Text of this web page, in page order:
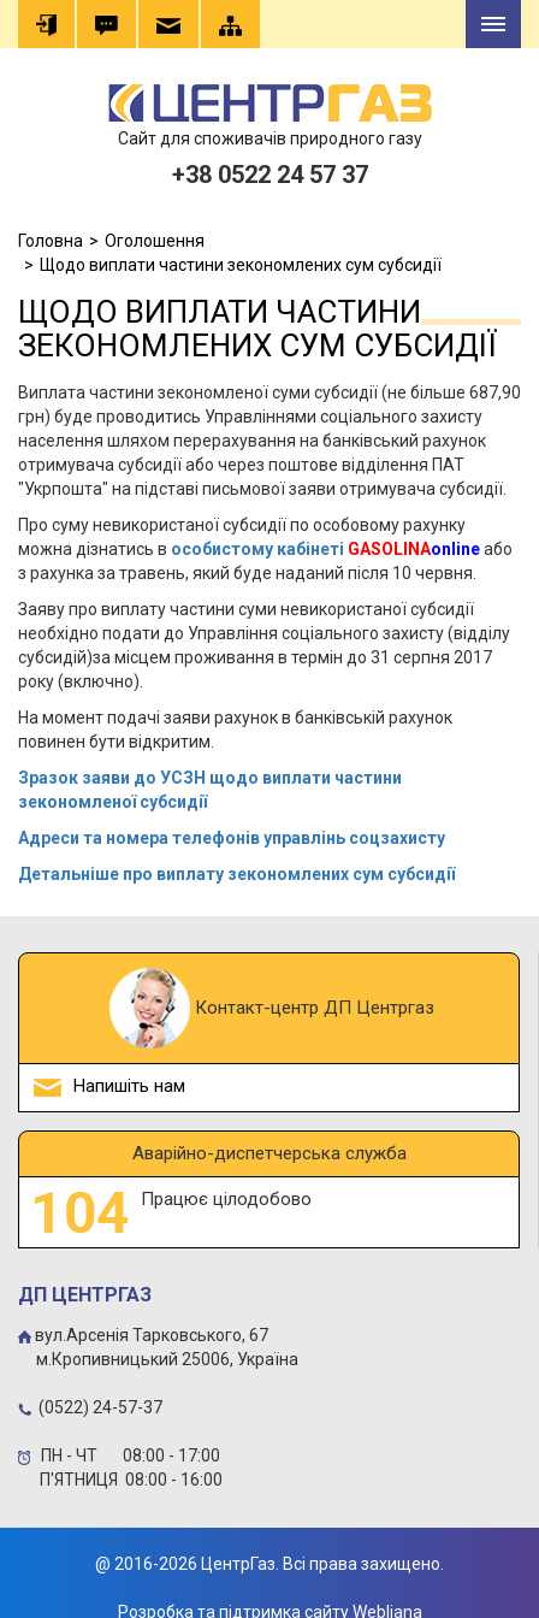
Сайт для споживачів природного газу
+38 0522 24 57 37
Головна
Оголошення
Щодо виплати частини зекономлених сум субсидії
ЩОДО ВИПЛАТИ ЧАСТИНИ
ЗЕКОНОМЛЕНИХ СУМ СУБСИДІЇ
Виплата частини зекономленої суми субсидії (не більше 687,90
грн) буде проводитись Управліннями соціального захисту
населення шляхом перерахування на банківський рахунок
отримувача субсидії або через поштове відділення ПАТ
"Укрпошта" на підставі письмової заяви отримувача субсидії.
Про суму невикористаної субсидії по особовому рахунку
можна дізнатись в особистому кабінеті GASOLINAonlineабо
з рахунка за травень, який буде наданий після 10 червня.
Заяву про виплату частини суми невикористаної субсидії
необхідно подати до Управління соціального захисту (відділу
субсидій)за місцем проживання в термін до 31 серпня 2017
року (включно).
На момент подачі заяви рахунок в банківській рахунок
повинен бути відкритим.
Зразок заяви до УСЗН щодо виплати частини
зекономленої субсидії
Адреси та номера телефонів управлінь соцзахисту
Детальніше про виплату зекономлених сум субсидії
Контакт-центр ДП Центргаз
Напишіть нам
Аварійно-диспетчерська служба
Працює цілодобово
ДП ЦЕНТРГАЗ
вул.Арсенія Тарковського, 67
м.Кропивницький 25006, Україна
(0522) 24-57-37
ПН - ЧТ 08:00 - 17:00
П'ЯТНИЦЯ 08:00 - 16:00
@ 2016-2026 ЦентрГаз. Всі права захищено.
Розробка та підтримка сайтуWebliana